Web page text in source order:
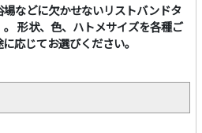
などに欠かせないリストバンドタ
形状、色、ハトメサイズを各種ご
応じてお選びください。